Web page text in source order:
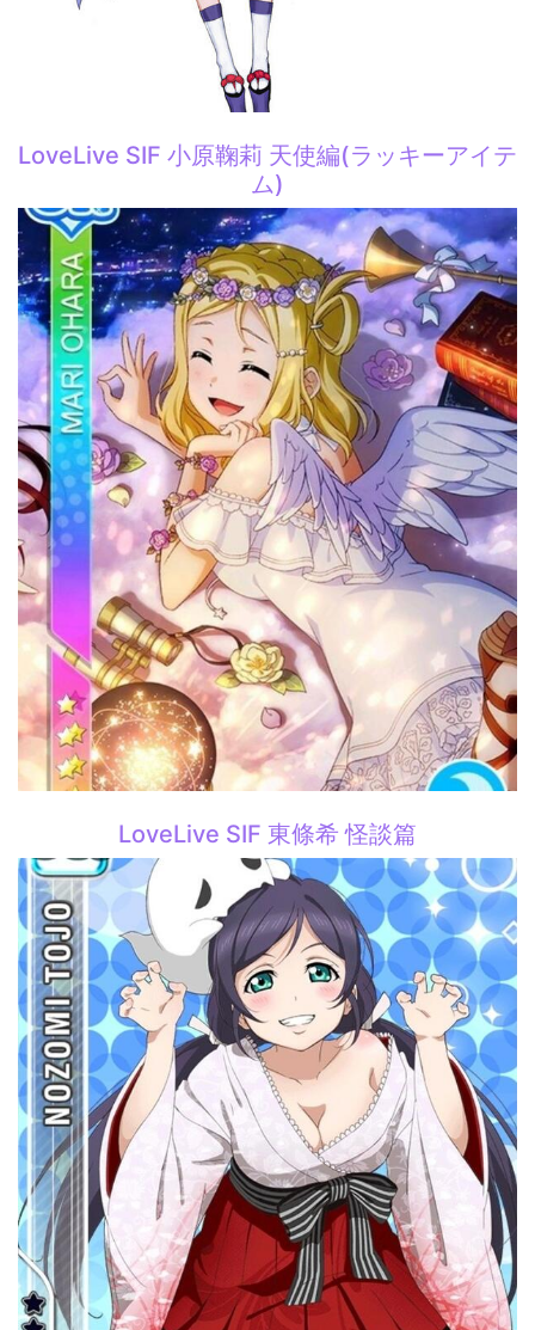
LoveLive SIF 小原鞠莉 天使編(ラッキーアイテ
ム)
LoveLive SIF 東條希 怪談篇